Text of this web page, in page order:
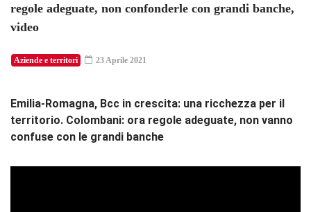
regole adeguate, non confonderle con grandi banche,
video
Aziende e territori 23 Aprile 2021
Emilia-Romagna, Bcc in crescita: una ricchezza per il
territorio. Colombani: ora regole adeguate, non vanno
confuse con le grandi banche